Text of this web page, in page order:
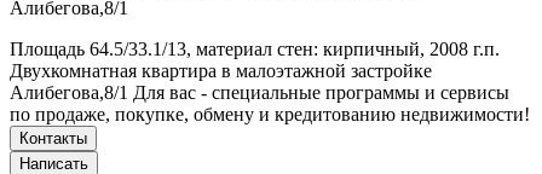
Алибегова,8/1
Площадь 64.5/33.1/13, материал стен: кирпичный, 2008 г.п.
Двухкомнатная квартира в малоэтажной застройке
Алибегова,8/1 Для вас - специальные программы и сервисы
по продаже, покупке, обмену и кредитованию недвижимости!
Контакты
Написать